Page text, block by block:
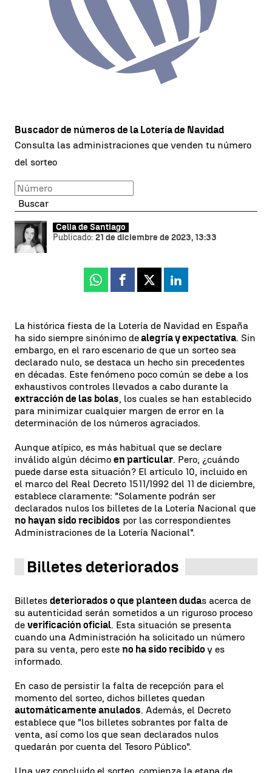
Buscador de números de la Lotería de Navidad
Consulta las administraciones que venden tu número
del sorteo
Buscar
Celia de Santiago
Publicado: 21 de diciembre de 2023, 13:33
Whatsapp
Facebook
X Linkedin
La histórica fiesta de la Lotería de Navidad en España
ha sido siempre sinónimo dealegría y expectativa. Sin
embargo, en el raro escenario de que un sorteo sea
declarado nulo, se destaca un hecho sin precedentes
en décadas. Este fenómeno poco común se debe a los
exhaustivos controles llevados a cabo durante la
extracción de las bolas, los cuales se han establecido
para minimizar cualquier margen de error en la
determinación de los números agraciados.
Aunque atípico, es más habitual que se declare
inválido algún décimo en particular. Pero, ¿cuándo
puede darse esta situación? El artículo 10, incluido en
el marco del Real Decreto 1511/1992 del 11 de diciembre,
establece claramente: "Solamente podrán ser
declarados nulos los billetes de la Lotería Nacional que
no hayan sido recibidos por las correspondientes
Administraciones de la Lotería Nacional".
Billetes deteriorados
Billetes deteriorados o que planteen dudas acerca de
su autenticidad serán sometidos a un riguroso proceso
de verificación oficial. Esta situación se presenta
cuando una Administración ha solicitado un número
para su venta, pero este no ha sido recibido y es
informado.
En caso de persistir la falta de recepción para el
momento del sorteo, dichos billetes quedan
automáticamente anulados. Además, el Decreto
establece que "los billetes sobrantes por falta de
venta, así como los que sean declarados nulos
quedarán por cuenta del Tesoro Público".